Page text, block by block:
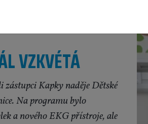
VZKVÉTÁ
Kapky naděje Dětské
Na programu bylo
a nového EKG přístroje, ale